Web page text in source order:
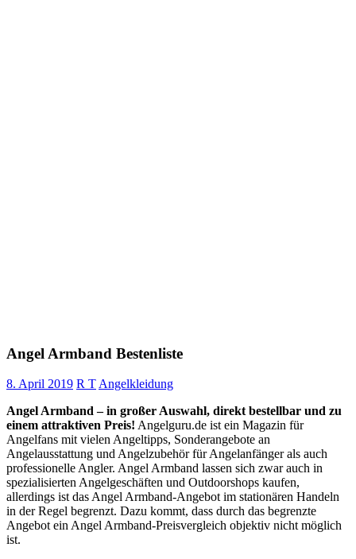
Angel Armband Bestenliste
8. April 2019 R TAngelkleidung
Angel Armband – in großer Auswahl, direkt bestellbar und zu
einem attraktiven Preis! Angelguru.de ist ein Magazin für
Angelfans mit vielen Angeltipps, Sonderangebote an
Angelausstattung und Angelzubehör für Angelanfänger als auch
professionelle Angler. Angel Armband lassen sich zwar auch in
spezialisierten Angelgeschäften und Outdoorshops kaufen,
allerdings ist das Angel Armband-Angebot im stationären Handeln
in der Regel begrenzt. Dazu kommt, dass durch das begrenzte
Angebot ein Angel Armband-Preisvergleich objektiv nicht möglich
ist.